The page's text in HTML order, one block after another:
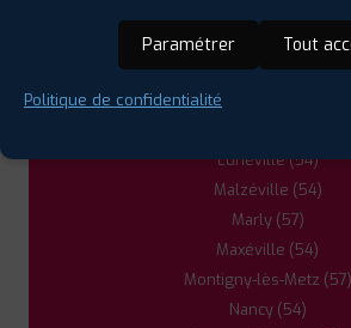
29 ROUTE DE BACCARAT
57070 METZ
Laneuveville-devant-
Laxou (54)
Liverdun (54)
Lunéville (54)
Malzéville (54)
Marly (57)
Maxéville (54)
Montigny-lès-Metz (57)
Nancy (54)
Paramétrer Tout
Politique de confidentialité